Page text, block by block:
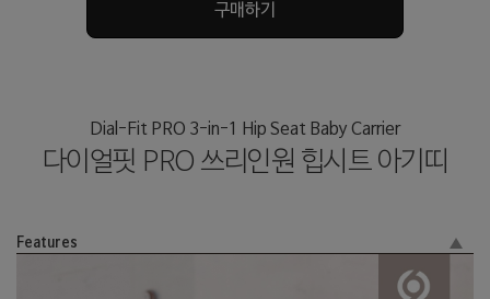
구매하기
Dial-Fit PRO 3-in-1 Hip Seat Baby Carrier
다이얼핏 PRO 쓰리인원 힙시트 아기띠
Features